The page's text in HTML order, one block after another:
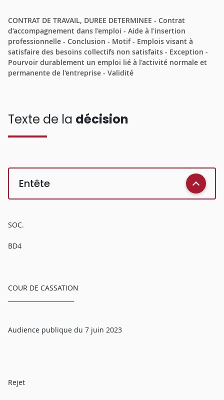
CONTRAT DE TRAVAIL, DUREE DETERMINEE - Contrat
d'accompagnement dans l'emploi - Aide à l'insertion
professionnelle - Conclusion - Motif - Emplois visant à
satisfaire des besoins collectifs non satisfaits - Exception -
Pourvoir durablement un emploi lié à l'activité normale et
permanente de l'entreprise - Validité
Texte de la décision
Entête
SOC.
BD4
COUR DE CASSATION
Audience publique du 7 juin 2023
Rejet